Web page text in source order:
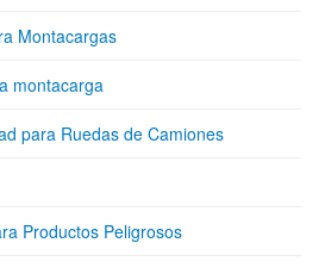
Montacargas
montacarga
para Ruedas de Camiones
Productos Peligrosos